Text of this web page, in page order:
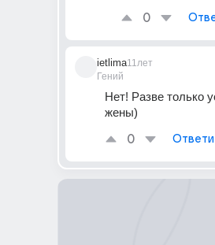
0
ietlima
Гений
11лет
Нет! Разве только
жены)
0